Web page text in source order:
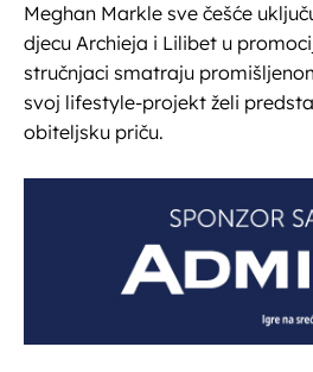
Meghan Markle sve češće
djecu Archieja i Lilibet u
stručnjaci smatraju
svoj lifestyle-projekt želi
obiteljsku priču.